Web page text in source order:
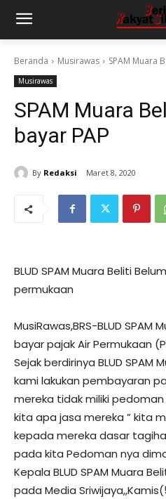
Beranda Musirawas SPAM Muara
Musirawas
SPAM Muara
bayar PAP
By Redaksi Maret 8, 2020
BLUD SPAM Muara Beliti
permukaan
MusiRawas,BRS-BLUD
bayar pajak Air Permukaan
Sejak berdirinya BLUD SPAM
kami lakukan pembayaran
mereka tidak miliki
kita apa jasa mereka ” kita
kepada mereka dasar
pada kita Pedoman nya
Kepala BLUD SPAM Muara
pada Media